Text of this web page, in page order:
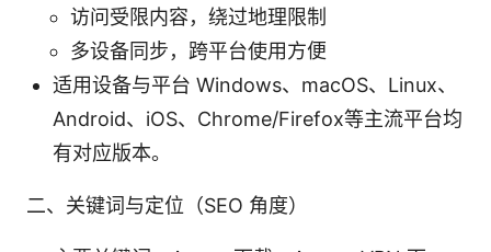
访问受限内容，绕过地理限制
多设备同步，跨平台使用方便
适用设备与平台 Windows、macOS、Linux、
Android、iOS、Chrome/Firefox等主流平台均
有对应版本。
二、关键词与定位（SEO 角度）